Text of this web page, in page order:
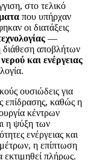
στο τελικό
που υπήρχαν
οι διατάξεις
—
διάθεση αποβλήτων
και ενέργειας
ουσιώδεις για
επίδρασης, καθώς η
κέντρων
η ψύξη των
ενέργειας και
η επίπτωση
εκτιμηθεί πλήρως.